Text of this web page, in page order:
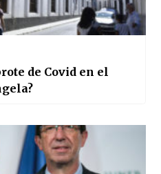
de Covid en el